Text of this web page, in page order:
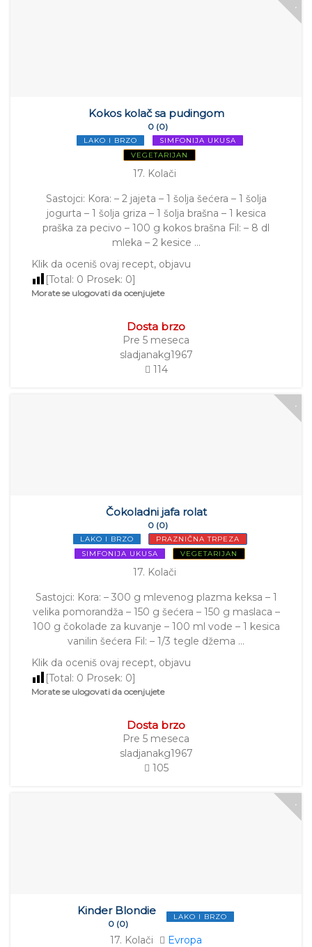
Kokos kolač sa pudingom
0 (0)
LAKO I BRZO
SIMFONIJA UKUSA
VEGETARIJAN
17. Kolači
Sastojci: Kora: – 2 jajeta – 1 šolja šećera – 1 šolja
jogurta – 1 šolja griza – 1 šolja brašna – 1 kesica
praška za pecivo – 100 g kokos brašna Fil: – 8 dl
mleka – 2 kesice …
Klik da oceniš ovaj recept, objavu
[Total: 0 Prosek: 0]
Morate se ulogovati da ocenjujete
Dosta brzo
Pre 5 meseca
sladjanakg1967
114
Čokoladni jafa rolat
0 (0)
LAKO I BRZO
PRAZNIČNA TRPEZA
SIMFONIJA UKUSA
VEGETARIJAN
17. Kolači
Sastojci: Kora: – 300 g mlevenog plazma keksa – 1
velika pomorandža – 150 g šećera – 150 g maslaca –
100 g čokolade za kuvanje – 100 ml vode – 1 kesica
vanilin šećera Fil: – 1/3 tegle džema …
Klik da oceniš ovaj recept, objavu
[Total: 0 Prosek: 0]
Morate se ulogovati da ocenjujete
Dosta brzo
Pre 5 meseca
sladjanakg1967
105
Kinder Blondie
0 (0)
LAKO I BRZO
17. Kolači
Evropa